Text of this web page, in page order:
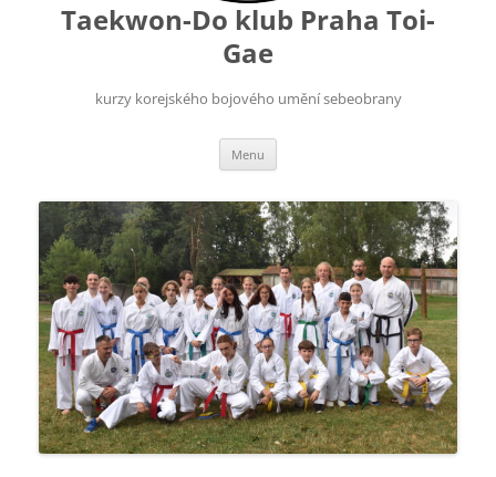
Taekwon-Do klub Praha Toi-
Gae
kurzy korejského bojového umění sebeobrany
Menu